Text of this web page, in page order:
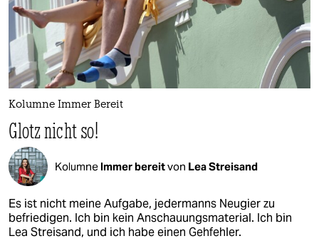
Kolumne Immer Bereit
Glotz nicht so!
Kolumne Immer bereitvon Lea Streisand
Es ist nicht meine Aufgabe, jedermanns Neugier zu
befriedigen. Ich bin kein Anschauungsmaterial. Ich bin
Lea Streisand, und ich habe einen Gehfehler.​